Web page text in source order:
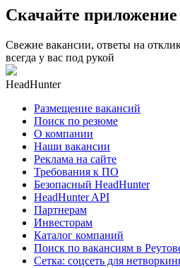
Скачайте приложение
Свежие вакансии, ответы на
всегда у вас под рукой
HeadHunter
Размещение вакансий
Поиск по резюме
О компании
Наши вакансии
Реклама на сайте
Требования к ПО
Безопасный HeadHunter
HeadHunter API
Партнерам
Инвесторам
Каталог компаний
Поиск по вакансиям в
Сетка: соцсеть для